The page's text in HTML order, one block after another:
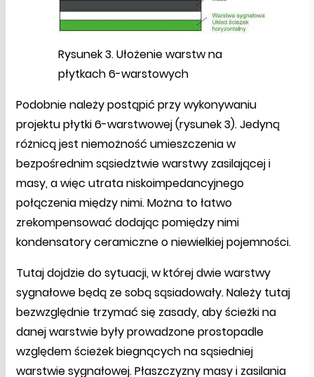
Rysunek 3. Ułożenie warstw na
płytkach 6-warstowych
Podobnie należy postąpić przy wykonywaniu
projektu płytki 6-warstwowej (rysunek 3). Jedyną
różnicą jest niemożność umieszczenia w
bezpośrednim sąsiedztwie warstwy zasilającej i
masy, a więc utrata niskoimpedancyjnego
połączenia między nimi. Można to łatwo
zrekompensować dodając pomiędzy nimi
kondensatory ceramiczne o niewielkiej pojemności.
Tutaj dojdzie do sytuacji, w której dwie warstwy
sygnałowe będą ze sobą sąsiadowały. Należy tutaj
bezwzględnie trzymać się zasady, aby ścieżki na
danej warstwie były prowadzone prostopadle
względem ścieżek biegnących na sąsiedniej
warstwie sygnałowej. Płaszczyzny masy i zasilania